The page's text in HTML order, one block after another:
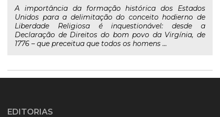
A importância da formação histórica dos Estados
Unidos para a delimitação do conceito hodierno de
Liberdade Religiosa é inquestionável: desde a
Declaração de Direitos do bom povo da Virgínia, de
1776 – que preceitua que todos os homens ...
EDITORIAS